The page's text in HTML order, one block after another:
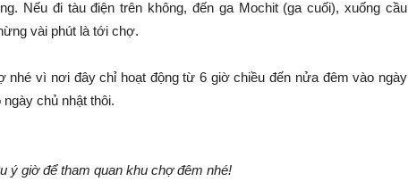
Nếu đi tàu điện trên không, đến ga Mochit (ga cuối), xuống cầu
vài phút là tới chợ.
nhé vì nơi đây chỉ hoạt động từ 6 giờ chiều đến nửa đêm vào ngày
chủ nhật thôi.
ý giờ để tham quan khu chợ đêm nhé!